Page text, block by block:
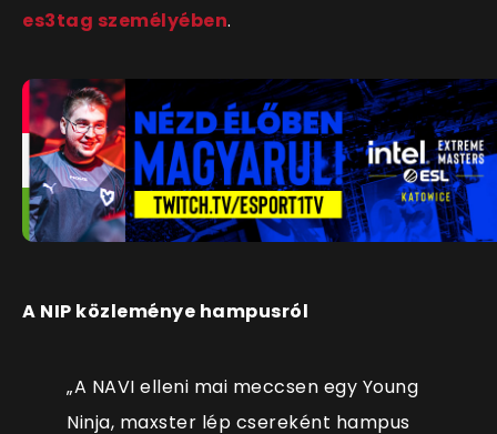
es3tag személyében.
A NIP közleménye hampusról
„A NAVI elleni mai meccsen egy Young
Ninja, maxster lép csereként hampus